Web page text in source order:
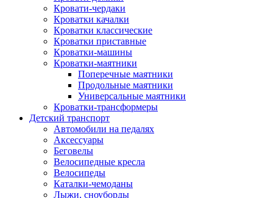
Кровати-чердаки
Кроватки качалки
Кроватки классические
Кроватки приставные
Кроватки-машины
Кроватки-маятники
Поперечные маятники
Продольные маятники
Универсальные маятники
Кроватки-трансформеры
Детский транспорт
Автомобили на педалях
Аксессуары
Беговелы
Велосипедные кресла
Велосипеды
Каталки-чемоданы
Лыжи, сноуборды